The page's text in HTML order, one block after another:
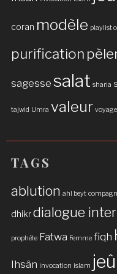
coran modèle playlist
purification
sagesse salat sharia
tajwid Umra valeur voyage
TAGS
ablution ahl beyt
dhikrdialogue
prophète Fatwa Femme fiqh
Ihsân invocation islam